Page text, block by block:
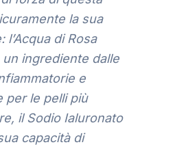
la sua
l’Acqua di Rosa
un ingrediente dalle
e
per le pelli più
il Sodio Ialuronato
capacità di